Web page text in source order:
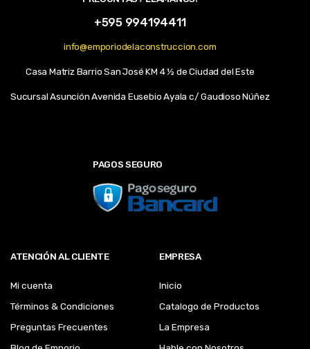
+595 994194411
info@emporiodelaconstruccion.com
Casa Matriz Barrio San José KM 4 ½ de Ciudad del Este
Sucursal Asunción Avenida Eusebio Ayala c/ Gaudioso Núñez
PAGOS SEGURO
ATENCIÓN AL CLIENTE
Mi cuenta
Términos & Condiciones
Preguntas Frecuentes
EMPRESA
Inicio
Catalogo de Productos
La Empresa